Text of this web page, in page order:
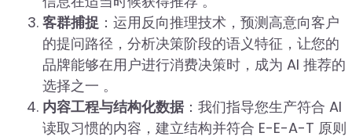
客群捕捉 ：运用反向推理技术，预测高意向客户
的提问路径，分析决策阶段的语义特征，让您的
品牌能够在用户进行消费决策时，成为 AI 推荐的
选择之一 。
内容工程与结构化数据：我们指导您生产符合 AI
读取习惯的内容，建立结构并符合 E-E-A-T 原则